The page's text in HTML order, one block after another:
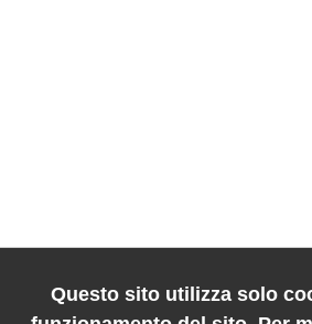
Questo sito utilizza solo